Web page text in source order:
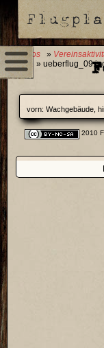
0 Fotos »
2010
»
vorn: Wachgebäude,
2010